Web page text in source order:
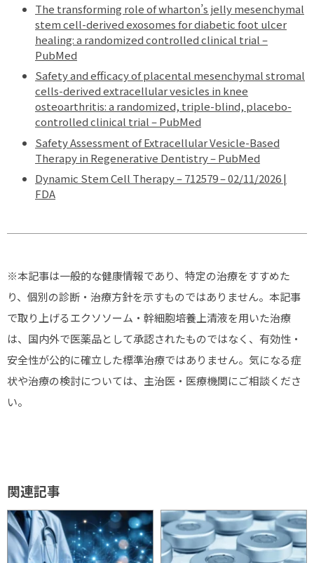
The transforming role of wharton’s jelly mesenchymal
stem cell-derived exosomes for diabetic foot ulcer
healing: a randomized controlled clinical trial –
PubMed
Safety and efficacy of placental mesenchymal stromal
cells-derived extracellular vesicles in knee
osteoarthritis: a randomized, triple-blind, placebo-
controlled clinical trial – PubMed
Safety Assessment of Extracellular Vesicle-Based
Therapy in Regenerative Dentistry – PubMed
Dynamic Stem Cell Therapy – 712579 – 02/11/2026 |
FDA
※本記事は一般的な健康情報であり、特定の治療をすすめた
り、個別の診断・治療方針を示すものではありません。本記事
で取り上げるエクソソーム・幹細胞培養上清液を用いた治療
は、国内外で医薬品として承認されたものではなく、有効性・
安全性が公的に確立した標準治療ではありません。気になる症
状や治療の検討については、主治医・医療機関にご相談くださ
い。
関連記事